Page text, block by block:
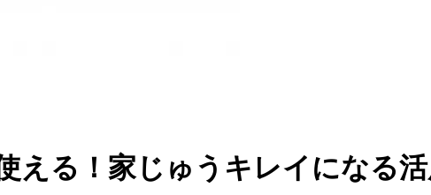
える！家じゅうキレイになる活